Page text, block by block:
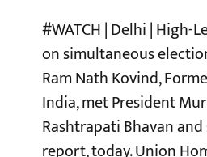
#WATCH| Delhi | High-
on simultaneous
Ram Nath Kovind,
India, met President
Rashtrapati Bhavan
report, today. Union